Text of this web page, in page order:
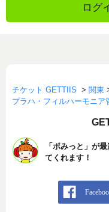
ログ
チケット GETTIIS > 関東
プラハ・フィルハーモニア
「ポみっと」が
てくれます！